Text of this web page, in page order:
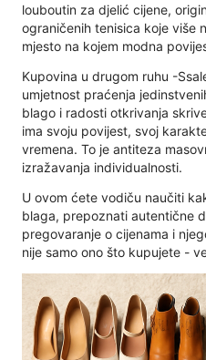
louboutin za djelić cijene,
ograničenih tenisica koje više
mjesto na kojem modna
Kupovina u drugom ruhu -
umjetnost praćenja
blago i radosti otkrivanja
ima svoju povijest, svoj
vremena. To je antiteza
izražavanja individualnosti.
U ovom ćete vodiču naučiti
blaga, prepoznati autentične
pregovaranje o cijenama i
nije samo ono što kupujete -